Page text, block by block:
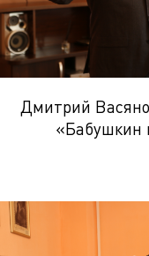
Дмитрий
«Бабушкин